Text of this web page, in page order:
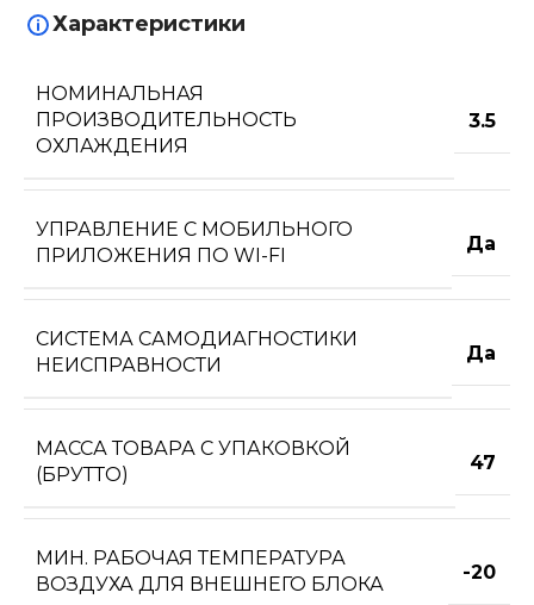
Характеристики
НОМИНАЛЬНАЯ
ПРОИЗВОДИТЕЛЬНОСТЬ
ОХЛАЖДЕНИЯ
3.5
УПРАВЛЕНИЕ C МОБИЛЬНОГО
ПРИЛОЖЕНИЯ ПО WI-FI
Да
СИСТЕМА САМОДИАГНОСТИКИ
НЕИСПРАВНОСТИ
Да
МАССА ТОВАРА С УПАКОВКОЙ
(БРУТТО)
47
МИН. РАБОЧАЯ ТЕМПЕРАТУРА
ВОЗДУХА ДЛЯ ВНЕШНЕГО БЛОКА
-20